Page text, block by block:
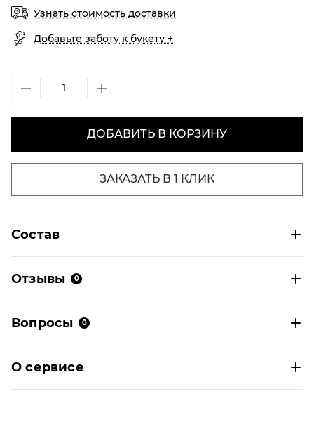
Узнать стоимость доставки
Добавьте заботу к букету +
ДОБАВИТЬ В КОРЗИНУ
ЗАКАЗАТЬ В 1 КЛИК
Состав
Отзывы 0
Вопросы 0
О сервисе